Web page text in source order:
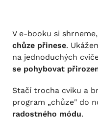
V e-booku si shrneme,
chůze přinese.
na jednoduchých
se pohybovat
Stačí trocha cviku a
program „chůze" do
radostného módu.